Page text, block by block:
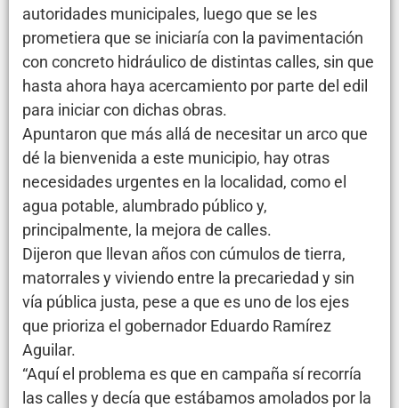
autoridades municipales, luego que se les
prometiera que se iniciaría con la pavimentación
con concreto hidráulico de distintas calles, sin que
hasta ahora haya acercamiento por parte del edil
para iniciar con dichas obras.
Apuntaron que más allá de necesitar un arco que
dé la bienvenida a este municipio, hay otras
necesidades urgentes en la localidad, como el
agua potable, alumbrado público y,
principalmente, la mejora de calles.
Dijeron que llevan años con cúmulos de tierra,
matorrales y viviendo entre la precariedad y sin
vía pública justa, pese a que es uno de los ejes
que prioriza el gobernador Eduardo Ramírez
Aguilar.
“Aquí el problema es que en campaña sí recorría
las calles y decía que estábamos amolados por la